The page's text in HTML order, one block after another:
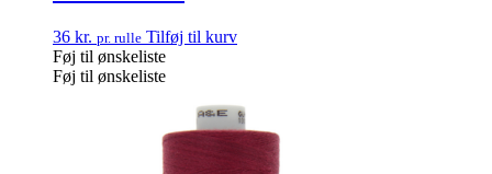
36 kr. pr. rulle Tilføj til kurv
Føj til ønskeliste
Føj til ønskeliste